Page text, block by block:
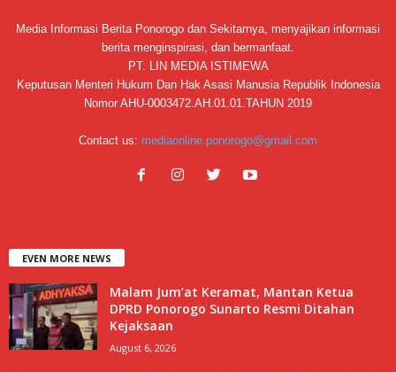
Media Informasi Berita Ponorogo dan Sekitarnya, menyajikan informasi
berita menginspirasi, dan bermanfaat.
PT. LIN MEDIA ISTIMEWA
Keputusan Menteri Hukum Dan Hak Asasi Manusia Republik Indonesia
Nomor AHU-0003472.AH.01.01.TAHUN 2019
Contact us: mediaonline.ponorogo@gmail.com
EVEN MORE NEWS
Malam Jum’at Keramat, Mantan Ketua
DPRD Ponorogo Sunarto Resmi Ditahan
Kejaksaan
August 6, 2026